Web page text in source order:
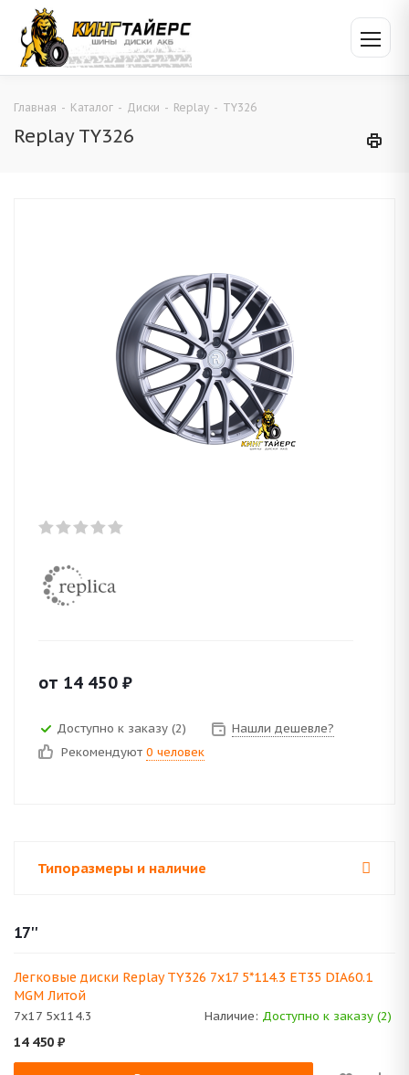
Главная - Каталог - Диски - Replay - TY326
Replay TY326
от 14 450 ₽
Доступно к заказу (2)
Нашли дешевле?
Рекомендуют 0 человек
Типоразмеры и наличие
17''
Легковые диски Replay TY326 7x17 5*114.3 ET35 DIA60.1
MGM Литой
7x17 5x114.3 Наличие: Доступно к заказу (2)
14 450 ₽